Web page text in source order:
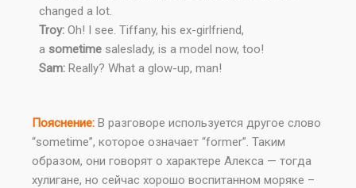
changed a lot.
Troy: Oh! I see. Tiffany, his ex-girlfriend,
a sometime saleslady, is a model now, too!
Sam: Really? What a glow-up, man!
Пояснение: В разговоре используется другое слово
“sometime”, которое означает “former”. Таким
образом, они говорят о характере Алекса — тогда
хулигане, но сейчас хорошо воспитанном моряке –